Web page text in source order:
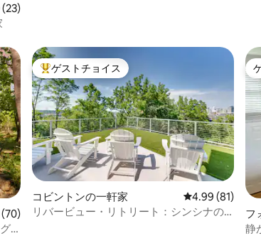
ー23件、5つ星中5.0つ星の平均評価
70件、5つ星中4.96つ星の平均評価
大好評のゲストチョイスです。
ゲストチョイス
コビントンの一軒家 レビュー81件
4.99 (81)
リバービュー・リトリート：シンシナの
フ
静